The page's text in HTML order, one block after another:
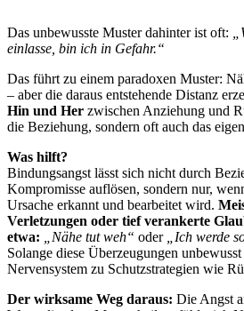
Das unbewusste Muster dahinter ist oft:
einlasse, bin ich in Gefahr.“
Das führt zu einem paradoxen Muster:
– aber die daraus entstehende Distanz
Hin und Her zwischen Anziehung und
die Beziehung, sondern oft auch das
Was hilft?
Bindungsangst lässt sich nicht durch
Kompromisse auflösen, sondern nur,
Ursache erkannt und bearbeitet wird.
Verletzungen oder tief verankerte
etwa:
„Nähe tut weh“ oder „Ich werde
Solange diese Überzeugungen
Nervensystem zu Schutzstrategien wie
Der wirksame Weg daraus: Die Angst